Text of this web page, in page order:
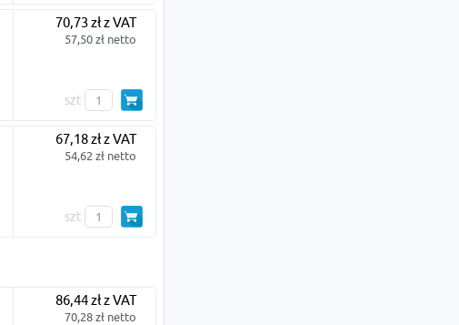
70,73 zł z VAT
57,50 zł netto
szt
67,18 zł z VAT
54,62 zł netto
szt
86,44 zł z VAT
70,28 zł netto